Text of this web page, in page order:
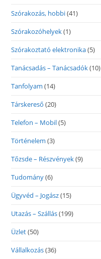
Szórakozás, hobbi(41)
Szórakozóhelyek(1)
Szórakoztató elektronika(5)
Tanácsadás – Tanácsadók(10)
Tanfolyam (14)
Társkereső (20)
Telefon – Mobil(5)
Történelem (3)
Tőzsde – Részvények(9)
Tudomány(6)
Ügyvéd – Jogász(15)
Utazás – Szállás(199)
Üzlet(50)
Vállalkozás(36)